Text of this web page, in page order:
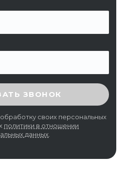
КОД
ЗВОНОК
своих персональных
политики в отношении
данных